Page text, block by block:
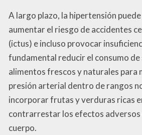
A largo plazo, la hipertensión
aumentar el riesgo de accidentes
(ictus) e incluso provocar
fundamental reducir el consumo
alimentos frescos y naturales para
presión arterial dentro de rangos
incorporar frutas y verduras ricas
contrarrestar los efectos adversos
cuerpo.